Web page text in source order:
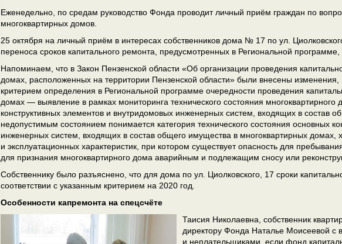
Еженедельно, по средам руководство Фонда проводит личный приём граждан по
многоквартирных домов.
25 октября на личный приём в интересах собственников дома № 17 по ул.
переноса сроков капитального ремонта, предусмотренных в Региональной
Напоминаем, что в Закон Пензенской области «Об организации проведения
домах, расположенных на территории Пензенской области» были внесены
критерием определения в Региональной программе очередности проведения
домах — выявление в рамках мониторинга технического состояния многоквартирного
конструктивных элементов и внутридомовых инженерных систем, входящих в состав
недопустимым состоянием понимается категория технического состояния основных
инженерных систем, входящих в состав общего имущества в многоквартирных
и эксплуатационных характеристик, при котором существует опасность для
для признания многоквартирного дома аварийным и подлежащим сносу или
Собственнику было разъяснено, что для дома по ул. Циолковского, 17 сроки
соответствии с указанным критерием на 2020 год.
Особенности капремонта на спецсчёте
Таисия Николаевна, собственник
директору Фонда Наталье Моисеевой с
и неплательщиками, если фонд